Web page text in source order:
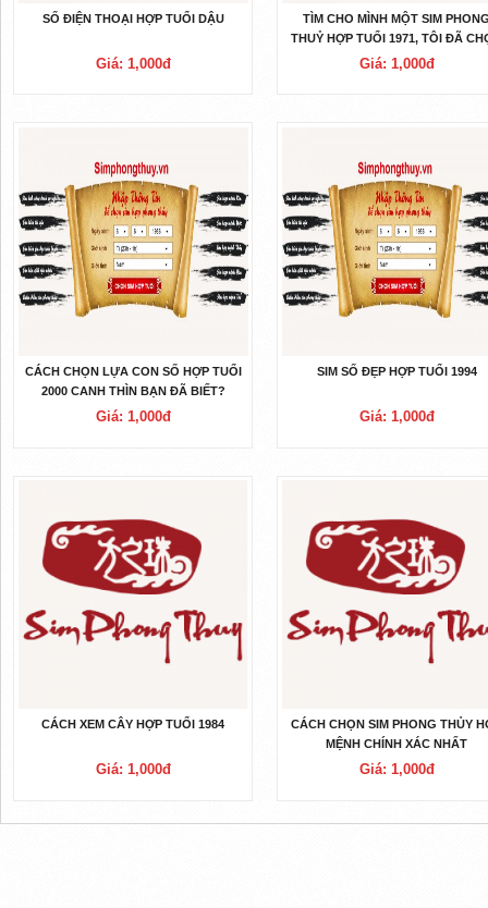
SỐ ĐIỆN THOẠI HỢP TUỔI DẬU
Giá: 1,000đ
TÌM CHO MÌNH MỘT SIM
THUỶ HỢP TUỔI 1971, TÔI ĐÃ
LỰA ĐÚNG CÒN BẠN?
Giá: 1,000đ
CÁCH CHỌN LỰA CON SỐ HỢP TUỔI
2000 CANH THÌN BẠN ĐÃ BIẾT?
Giá: 1,000đ
SIM SỐ ĐẸP HỢP TUỔI 1994
Giá: 1,000đ
CÁCH XEM CÂY HỢP TUỔI 1984
Giá: 1,000đ
CÁCH CHỌN SIM PHONG THỦY
MỆNH CHÍNH XÁC NHẤT
Giá: 1,000đ